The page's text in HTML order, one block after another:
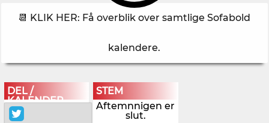
📆 KLIK HER: Få overblik over samtlige Sofabold
kalendere.
DEL /
KALENDER
STEM
Aftemnnigen er
slut.